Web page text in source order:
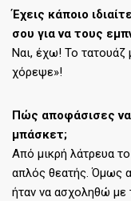
Έχεις κάποιο
σου για να τους
Ναι, έχω! Το τατουάζ
χόρεψε»!
Πώς αποφάσισες
μπάσκετ;
Από μικρή λάτρευα
απλός θεατής. Όμως
ήταν να ασχοληθώ με